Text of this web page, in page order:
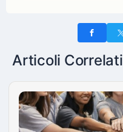
Articoli Correlati